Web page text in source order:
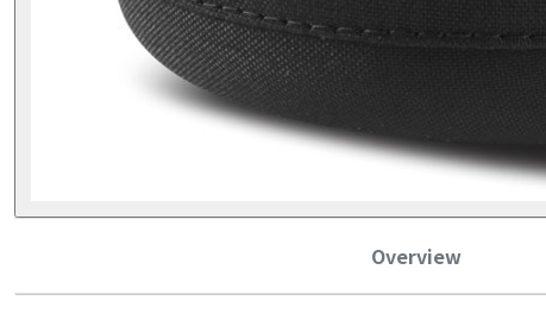
Overview